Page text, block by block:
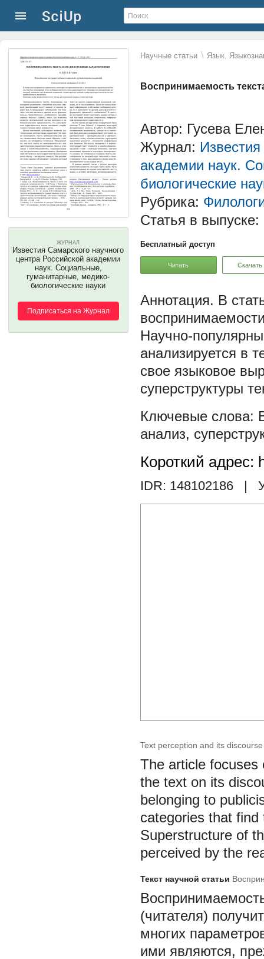
Научные статьи \ Язык.
Воспринимаемость
ЖУРНАЛ
Известия Самарского научного
центра Российской академии
наук. Социальные,
гуманитарные, медико-
биологические науки
Подписаться на Журнал
Автор: Гусева
Журнал:
академии наук.
биологические
Рубрика:
Статья в выпуске:
Бесплатный доступ
Читать Скачать
В
Научно-
анализируется в
свое языковое
суперструктуры
анализ,
Короткий адрес:
IDR: 148102186 |
Text perception and its
The article focuses
the text on its
belonging to
categories that
Superstructure of
perceived by the
Текст научной статьи
(читателя)
многих
ими являются,